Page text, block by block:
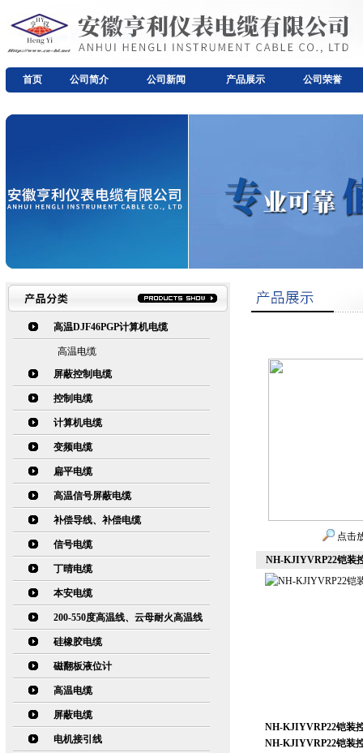
首页 公司简介 公司新闻 产品展示 公司荣誉
高温DJF46PGP计算机电缆
高温电缆
屏蔽控制电缆
控制电缆
计算机电缆
变频电缆
扁平电缆
高温信号屏蔽电缆
补偿导线、补偿电缆
信号电缆
丁晴电缆
本安电缆
200-550度高温线、云母耐火高温线
硅橡胶电缆
磁翻板液位计
高温电缆
屏蔽电缆
电机接引线
点击
NH-KJIYVRP22铠装
NH-KJIYVRP22铠装
NH-KJIYVRP22铠装